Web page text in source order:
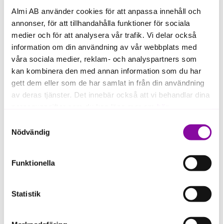
Almi AB använder cookies för att anpassa innehåll och
annonser, för att tillhandahålla funktioner för sociala
medier och för att analysera vår trafik. Vi delar också
information om din användning av vår webbplats med
våra sociala medier, reklam- och analyspartners som
kan kombinera den med annan information som du har
gett dem eller som de har samlat in från din användning
av deras tjänster. Det innebär också att vi behandlar dina
Om du klickar på avvisa kommer användning av kakor
eller delning av information enligt ovan, inte att ske,
förutom för kakor som är nödvändiga för att hemsidan
ska fungera se mer under inställningar.
Nödvändig
Funktionella
Statistik
affärsutveckling, innovation och lönsamhet.
Läs mer om Almis hållbarhetsdialog
taxonomin
Syftet med EU:s taxonomi är att genom ett
gemensamt klassificeringssystem hjälpa investerare
investeringar.